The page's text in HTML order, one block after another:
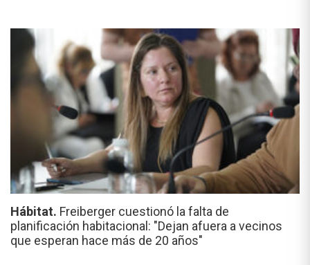
Hábitat. Freiberger cuestionó la falta de
planificación habitacional: "Dejan afuera a vecinos
que esperan hace más de 20 años"